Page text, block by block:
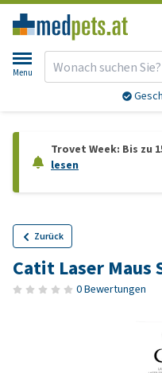
Menu
Trovet Week: Bis zu
lesen
Zurück
Catit Laser Maus
0 Bewertungen